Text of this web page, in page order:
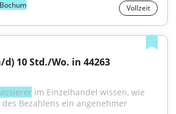
Bochum Vollzeit
10 Std./Wo. in 44263
im Einzelhandel wissen, wie
Bezahlens ein angenehmer